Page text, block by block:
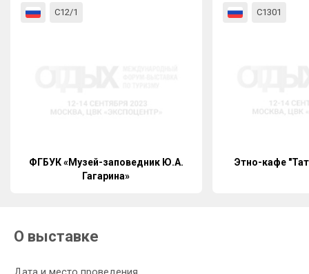
С12/1
ФГБУК «Музей-заповедник Ю.А.
Гагарина»
С1301
Этно-кафе
О выставке